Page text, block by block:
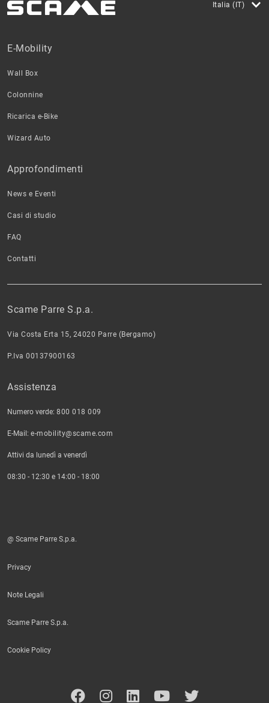
Italia (IT)
Scame Parre S.p.a.
Via Costa Erta 15, 24020 Parre (Bergamo)
P.Iva 00137900163
Assistenza
Numero verde: 800 018 009
E-Mail: e-mobility@scame.com
Attivi da lunedì a venerdì
08:30 - 12:30 e 14:00 - 18:00
E-Mobility
Wall Box
Colonnine
Ricarica e-Bike
Wizard Auto
Approfondimenti
News e Eventi
Casi di studio
FAQ
Contatti
@ Scame Parre S.p.a.
Privacy
Note Legali
Scame Parre S.p.a.
Cookie Policy